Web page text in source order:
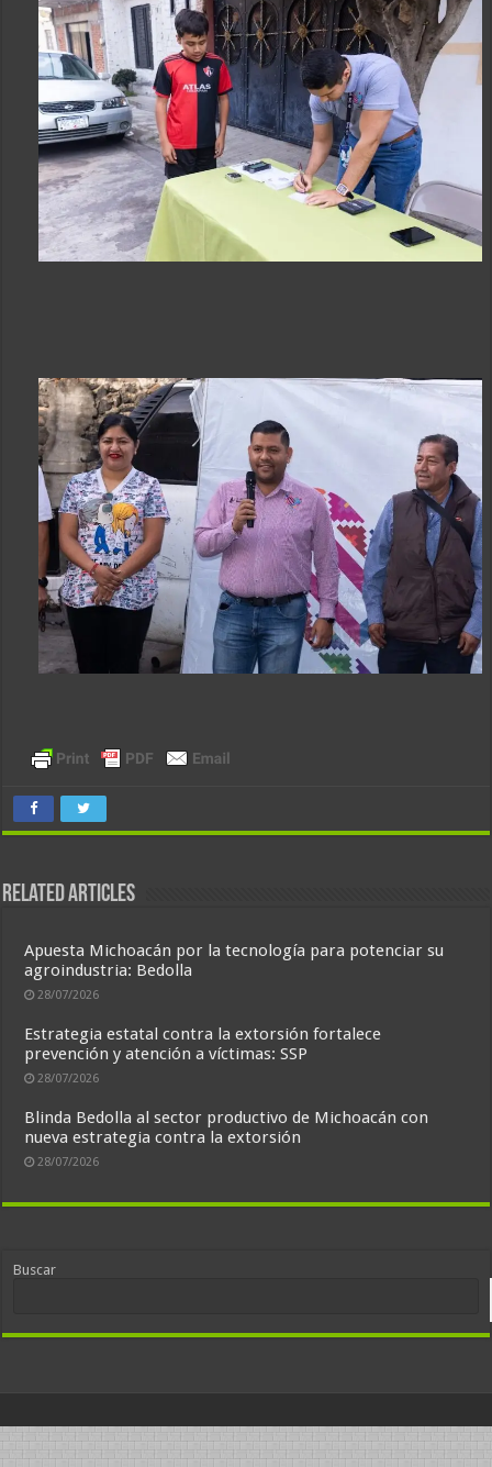
Related Articles
Apuesta Michoacán por la tecnología para potenciar su
agroindustria: Bedolla
28/07/2026
Estrategia estatal contra la extorsión fortalece
prevención y atención a víctimas: SSP
28/07/2026
Blinda Bedolla al sector productivo de Michoacán con
nueva estrategia contra la extorsión
28/07/2026
Buscar